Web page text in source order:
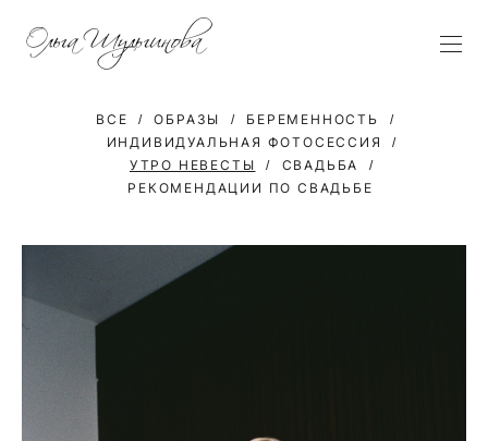
ВСЕ ОБРАЗЫ
БЕРЕМЕННОСТЬ
ИНДИВИДУАЛЬНАЯ ФОТОСЕССИЯ
УТРО НЕВЕСТЫ
СВАДЬБА
РЕКОМЕНДАЦИИ ПО СВАДЬБЕ